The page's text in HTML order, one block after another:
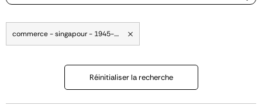
commerce - singapour - 1945-....
Réinitialiser la recherche